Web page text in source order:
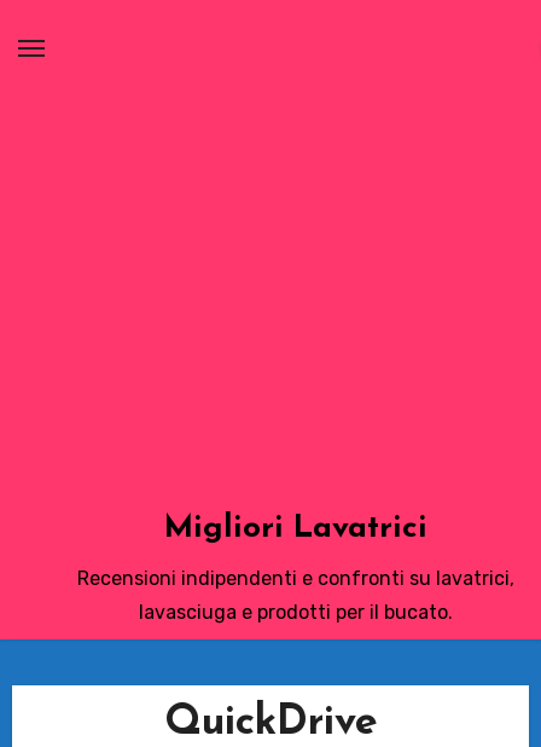
Migliori Lavatrici
Recensioni indipendenti e confronti su lavatrici,
lavasciuga e prodotti per il bucato.
QuickDrive